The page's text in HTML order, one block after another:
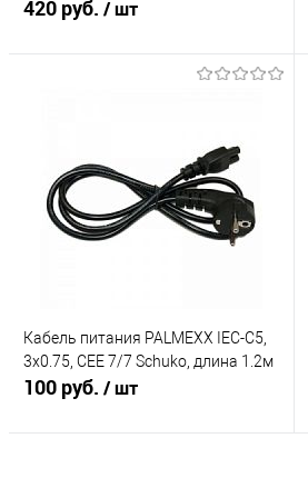
420 руб. / шт
К сравнению
В избранное
Под заказ
Кабель питания PALMEXX IEC-C5,
3x0.75, CEE 7/7 Schuko, длина 1.2м
100 руб. / шт